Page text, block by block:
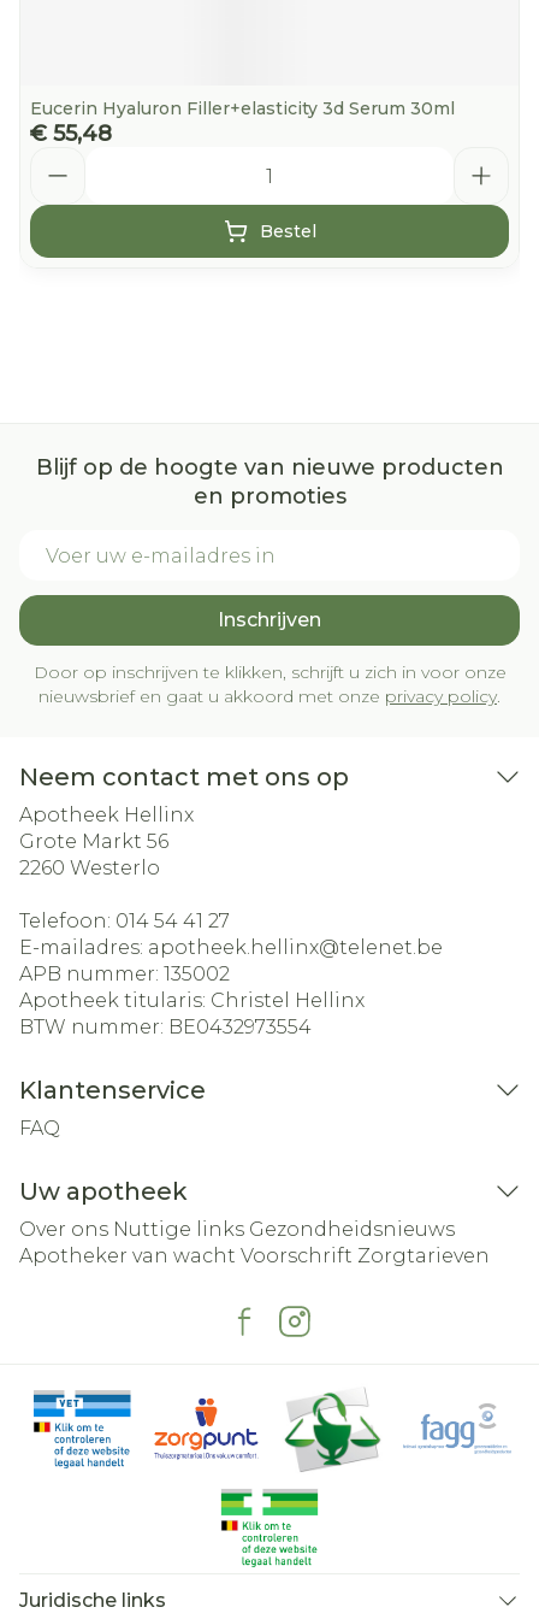
Eucerin Hyaluron Filler+elasticity 3d Serum 30ml
€ 55,48
Bestel
Blijf op de hoogte van nieuwe producten
en promoties
Inschrijven
Door op inschrijven te klikken, schrijft u zich in voor onze
nieuwsbrief en gaat u akkoord met onze privacy policy.
Neem contact met ons op
Apotheek Hellinx
Grote Markt 56
2260 Westerlo
Telefoon: 014 54 41 27
E-mailadres: apotheek.hellinx@telenet.be
APB nummer: 135002
Apotheek titularis: Christel Hellinx
BTW nummer: BE0432973554
Klantenservice
FAQ
Uw apotheek
Over ons Nuttige links Gezondheidsnieuws
Apotheker van wacht Voorschrift Zorgtarieven
Juridische links